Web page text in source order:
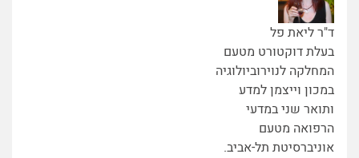
ד"ר ליאת פל
בעלת דוקטורט מטעם
המחלקה לנוירוביולוגיה
במכון וייצמן למדע
ותואר שני במדעי
הרפואה מטעם
אוניברסיטת תל-אביב.